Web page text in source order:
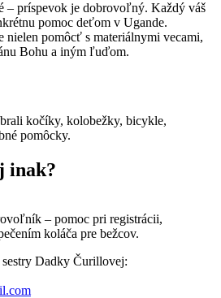
– príspevok je dobrovoľný. Každý váš
pomoc deťom v Ugande.
nielen pomôcť s materiálnymi vecami,
Bohu a iným ľuďom.
kočíky, kolobežky, bicykle,
pomôcky.
inak?
– pomoc pri registrácii,
koláča pre bežcov.
Dadky Čurillovej: